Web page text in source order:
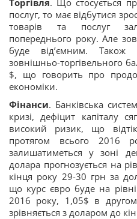
Торгівля. Що стосується
послуг, то має відбутися
товарів та послуг
попереднього року. Але
буде від’ємним. Також
зовнішньо-торгівельного
$, що говорить про
економіки.
Фінанси. Банківська
кризі, дефіцит капіталу
високий ризик, що
протягом всього 2016
залишатиметься у зоні
долара прогнозується на
кінця року 29-30 грн за
що курс євро буде на
2016 року, 1,05$ в
зрівняється з доларом до